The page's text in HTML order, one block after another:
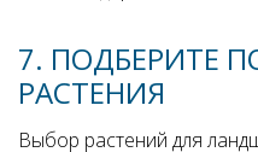
7. ПОДБЕРИТЕ
РАСТЕНИЯ
Выбор растений для